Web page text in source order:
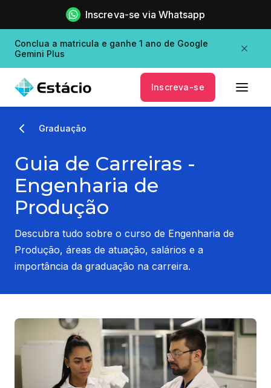
Inscreva-se via Whatsapp
Conclua a matricula e ganhe 1 ano de Google
Gemini Plus
Inscreva-se
Graduação
Guia de Carreiras -
Engenharia de
Produção
Descubra tudo sobre o curso de Engenharia de
Produção, áreas de atuação, salários e a
importância da graduação na carreira.